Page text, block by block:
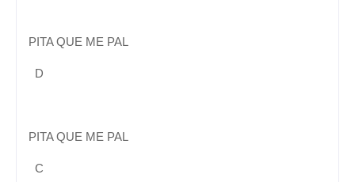
PITA QUE ME PAL
D
PITA QUE ME PAL
C